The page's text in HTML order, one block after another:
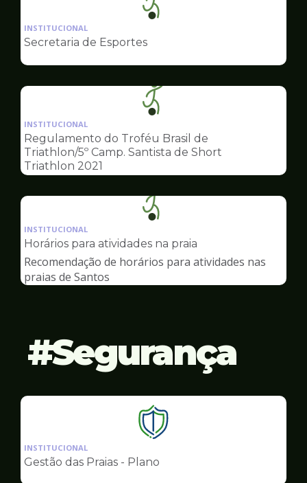
Ilustração
da
Esportes
INSTITUCIONAL
Secretaria de Esportes
Ilustração
da
pagina
de
INSTITUCIONAL
Regulamento do Troféu Brasil de
Triathlon/5º Camp. Santista de Short
Triathlon 2021
Ilustração
da
pagina
Esportes
INSTITUCIONAL
Horários para atividades na praia
Recomendação de horários para atividades nas
praias de Santos
Segurança
Ilustração
da
pagina
INSTITUCIONAL
Gestão das Praias - Plano